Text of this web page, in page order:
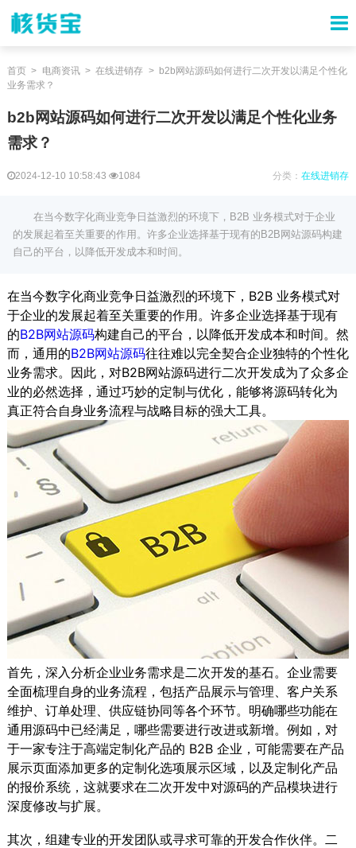
首页 电商资讯 在线进销存
b2b网站源码如何进行二次开发以满足个性化
业务需求？
b2b网站源码如何进行二次开发以满足个性化业务
需求？
2024-12-10 10:58:43 1084 分类：在线进销存
在当今数字化商业竞争日益激烈的环境下，B2B 业务模式对于企业
的发展起着至关重要的作用。许多企业选择基于现有的B2B网站源码构建
自己的平台，以降低开发成本和时间。
在当今数字化商业竞争日益激烈的环境下，B2B 业务模式对
于企业的发展起着至关重要的作用。许多企业选择基于现有
的B2B网站源码构建自己的平台，以降低开发成本和时间。然
而，通用的B2B网站源码往往难以完全契合企业独特的个性化
业务需求。因此，对B2B网站源码进行二次开发成为了众多企
业的必然选择，通过巧妙的定制与优化，能够将源码转化为
真正符合自身业务流程与战略目标的强大工具。
首先，深入分析企业业务需求是二次开发的基石。企业需要
全面梳理自身的业务流程，包括产品展示与管理、客户关系
维护、订单处理、供应链协同等各个环节。明确哪些功能在
通用源码中已经满足，哪些需要进行改进或新增。例如，对
于一家专注于高端定制化产品的 B2B 企业，可能需要在产品
展示页面添加更多的定制化选项展示区域，以及定制化产品
的报价系统，这就要求在二次开发中对源码的产品模块进行
深度修改与扩展。
其次，组建专业的开发团队或寻求可靠的开发合作伙伴。二